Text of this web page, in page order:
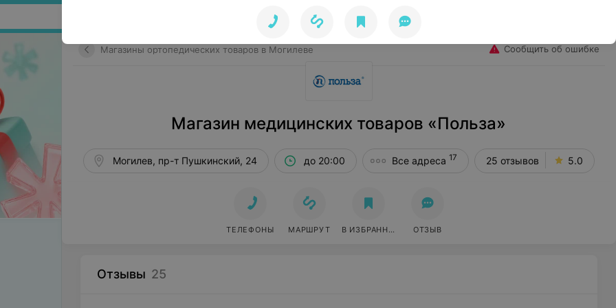
Магазины ортопедических товаров в Могилеве Сообщить об ошибке
Магазин медицинских товаров «Польза»
Могилев, пр-т Пушкинский, 24 до 20:00 Все адреса 17 25 отзывов 5.0
ТЕЛЕФОНЫ МАРШРУТ В ИЗБРАННОЕ ОТЗЫВ
Отзывы 25